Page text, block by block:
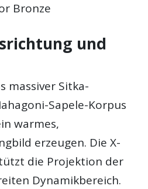
Bronze
und
massiver Sitka-
Sapele-Korpus
warmes,
erzeugen. Die X-
die Projektion der
Dynamikbereich.